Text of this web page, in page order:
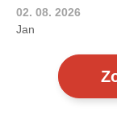
02. 08. 2026
Jan